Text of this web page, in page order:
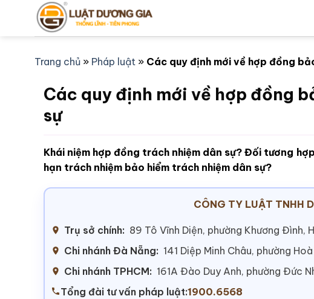
Trang chủ » Pháp luật » Các quy định mới về hợp đồng
Các quy định mới về hợp đồng
sự
Khái niệm hợp đồng trách nhiệm dân sự? Đối tương
hạn trách nhiệm bảo hiểm trách nhiệm dân sự?
CÔNG TY LUẬT TNHH
Trụ sở chính: 89 Tô Vĩnh Diện, phường Khương Đình,
Chi nhánh Đà Nẵng: 141 Diệp Minh Châu, phường
Chi nhánh TPHCM: 161A Đào Duy Anh, phường Đức
Tổng đài tư vấn pháp luật:1900.6568